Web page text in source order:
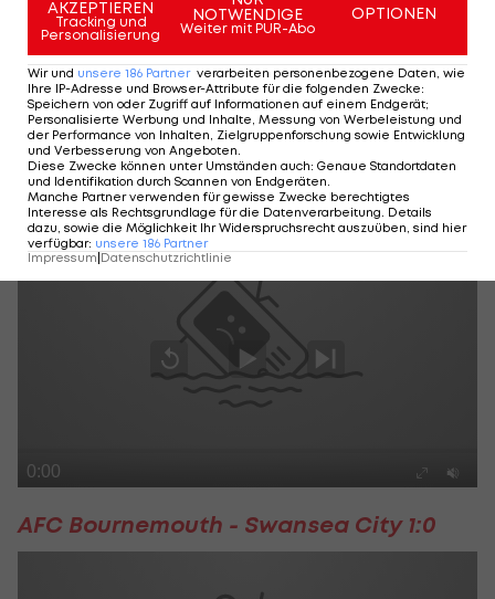
Stoke City - Crystal Palace 1:2
AFC Bournemouth - Swansea City 1:0
AKZEPTIEREN
Tracking und
Personalisierung
NOTWENDIGE
Weiter mit PUR-Abo
OPTIONEN
Wir und unsere 186 Partner verarbeiten personenbezogene Daten, wie
Ihre IP-Adresse und Browser-Attribute für die folgenden Zwecke:
Speichern von oder Zugriff auf Informationen auf einem Endgerät;
Personalisierte Werbung und Inhalte, Messung von Werbeleistung und
der Performance von Inhalten, Zielgruppenforschung sowie Entwicklung
und Verbesserung von Angeboten.
Diese Zwecke können unter Umständen auch: Genaue Standortdaten
und Identifikation durch Scannen von Endgeräten.
Manche Partner verwenden für gewisse Zwecke berechtigtes
Interesse als Rechtsgrundlage für die Datenverarbeitung. Details
dazu, sowie die Möglichkeit Ihr Widerspruchsrecht auszuüben, sind hier
verfügbar: unsere 186 Partner
Impressum Datenschutzrichtlinie